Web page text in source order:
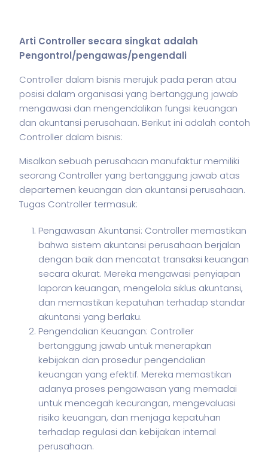
Arti Controller secara singkat adalah
Pengontrol/pengawas/pengendali
Controller dalam bisnis merujuk pada peran atau
posisi dalam organisasi yang bertanggung jawab
mengawasi dan mengendalikan fungsi keuangan
dan akuntansi perusahaan. Berikut ini adalah contoh
Controller dalam bisnis:
Misalkan sebuah perusahaan manufaktur memiliki
seorang Controller yang bertanggung jawab atas
departemen keuangan dan akuntansi perusahaan.
Tugas Controller termasuk:
Pengawasan Akuntansi: Controller memastikan
bahwa sistem akuntansi perusahaan berjalan
dengan baik dan mencatat transaksi keuangan
secara akurat. Mereka mengawasi penyiapan
laporan keuangan, mengelola siklus akuntansi,
dan memastikan kepatuhan terhadap standar
akuntansi yang berlaku.
Pengendalian Keuangan: Controller
bertanggung jawab untuk menerapkan
kebijakan dan prosedur pengendalian
keuangan yang efektif. Mereka memastikan
adanya proses pengawasan yang memadai
untuk mencegah kecurangan, mengevaluasi
risiko keuangan, dan menjaga kepatuhan
terhadap regulasi dan kebijakan internal
perusahaan.